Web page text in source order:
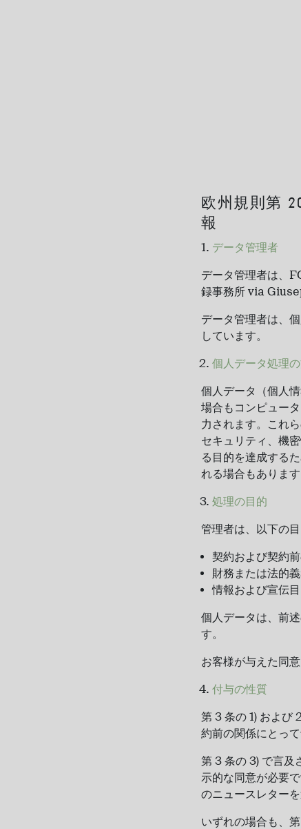
欧州規則第
報
データ管理者
データ管理者は、
録事務所 via
データ管理者は、
しています。
個人データ処理
個人データ（個人
場合もコンピュー
力されます。これ
セキュリティ、機
る目的を達成する
れる場合もあります
処理の目的
管理者は、以下の
契約および契約
財務または法的
情報および宣伝
個人データは、前
す。
お客様が与えた同
付与の性質
第 3 条の 1) および
約前の関係にとっ
第 3 条の 3) で言及
示的な同意が必要
のニュースレター
いずれの場合も、